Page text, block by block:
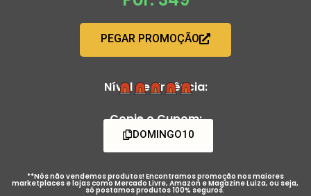
PEGAR PROMOÇÃO
Nível de Urgência:
Copie o Cupom:
DOMINGO10
**Nós não vendemos produtos! Encontramos promoção nos maiores
marketplaces e lojas como Mercado Livre, Amazon e Magazine Luiza, ou seja,
só postamos produtos 100% seguros.